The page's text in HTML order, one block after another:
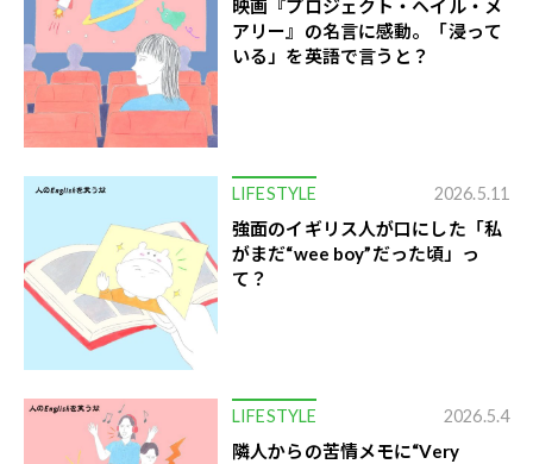
映画『プロジェクト・ヘイル・メ
アリー』の名言に感動。「浸って
いる」を英語で言うと？
LIFESTYLE 2026.5.11
強面のイギリス人が口にした「私
がまだ“wee boy”だった頃」っ
て？
LIFESTYLE 2026.5.4
隣人からの苦情メモに“Very